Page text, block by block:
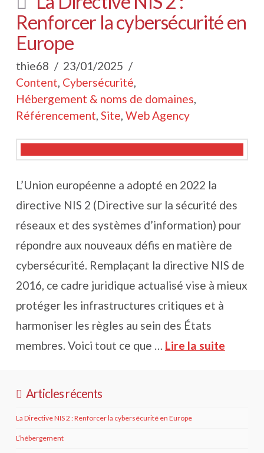
Renforcer la cybersécurité en
Europe
thie68
23/01/2025
Content Cybersécurité
Hébergement & noms de domaines
Référencement Site Web Agency
L’Union européenne a adopté en 2022 la
directive NIS 2 (Directive sur la sécurité des
réseaux et des systèmes d’information) pour
répondre aux nouveaux défis en matière de
cybersécurité. Remplaçant la directive NIS de
2016, ce cadre juridique actualisé vise à mieux
protéger les infrastructures critiques et à
harmoniser les règles au sein des États
membres. Voici tout ce que … Lire la suite
Articles récents
La Directive NIS 2 : Renforcer la cybersécurité en Europe
L’hébergement